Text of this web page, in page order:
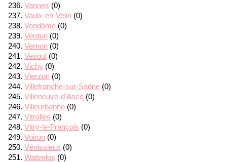
Vannes (0)
Vaulx-en-Velin (0)
Vendôme (0)
Verdun (0)
Vernon (0)
Vesoul (0)
Vichy (0)
Vierzon (0)
Villefranche-sur-Saône (0)
Villeneuve-d'Ascq (0)
Villeurbanne (0)
Vitrolles (0)
Vitry-le-François (0)
Voiron (0)
Vénissieux (0)
Wattrelos (0)